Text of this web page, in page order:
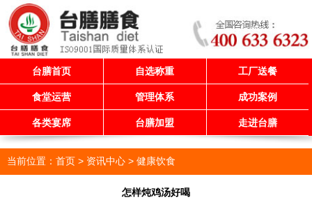
台膳首页 自选称重 工厂送餐
食堂运营 管理体系 成功案例
各类宴席 台膳加盟 走进台膳
当前位置： 首页 > 资讯中心 > 健康饮食
怎样炖鸡汤好喝